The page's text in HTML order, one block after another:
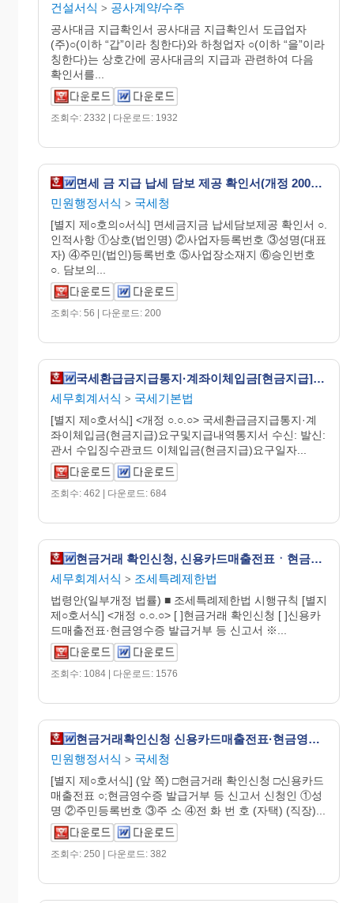
건설서식 > 공사계약/수주
공사대금 지급확인서 공사대금 지급확인서 도급업자
(주)○(이하 “갑”이라 칭한다)와 하청업자 ○(이하 “을”이라
칭한다)는 상호간에 공사대금의 지급과 관련하여 다음
확인서를...
조회수: 2332 | 다운로드: 1932
면세 금 지급 납세 담보 제공 확인서(개정 20050311)
민원행정서식 > 국세청
[별지 제○호의○서식] 면세금지금 납세담보제공 확인서 ○.
인적사항 ①상호(법인명) ②사업자등록번호 ③성명(대표
자) ④주민(법인)등록번호 ⑤사업장소재지 ⑥승인번호
○. 담보의...
조회수: 56 | 다운로드: 200
국세환급금지급통지·계좌이체입금[현금지급]요구및지급내역통지서 [국세기본법 시행규칙 서식21]
세무회계서식 > 국세기본법
[별지 제○호서식] <개정 ○.○.○> 국세환급금지급통지·계
좌이체입금(현금지급)요구및지급내역통지서 수신: 발신:
관서 수입징수관코드 이체입금(현금지급)요구일자...
조회수: 462 | 다운로드: 684
현금거래 확인신청, 신용카드매출전표ㆍ현금영수증 발급거부 등 신고서 [조세특례제한법 시행규칙 서식77]
세무회계서식 > 조세특례제한법
법령안(일부개정 법률) ■ 조세특례제한법 시행규칙 [별지
제○호서식] <개정 ○.○.○> [ ]현금거래 확인신청 [ ]신용카
드매출전표·현금영수증 발급거부 등 신고서 ※...
조회수: 1084 | 다운로드: 1576
현금거래확인신청 신용카드매출전표·현금영수증발급거부등신고서(개정20070330)
민원행정서식 > 국세청
[별지 제○호서식] (앞 쪽) □현금거래 확인신청 □신용카드
매출전표 ○;현금영수증 발급거부 등 신고서 신청인 ①성
명 ②주민등록번호 ③주 소 ④전 화 번 호 (자택) (직장)...
조회수: 250 | 다운로드: 382